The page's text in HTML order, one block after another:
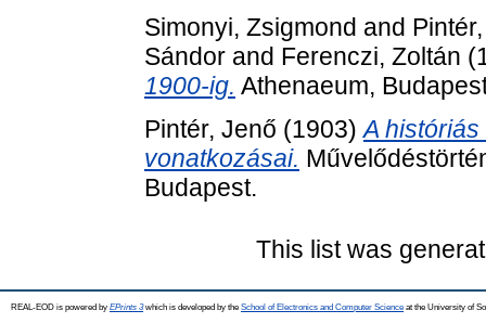
Simonyi, Zsigmond and
Sándor and Ferenczi, Zoltán
1900-ig. Athenaeum,
Pintér, Jenő (1903)A
vonatkozásai.
Budapest.
This list was
REAL-EOD is powered by EPrints 3which is developed by the School of Electronics and Computer Science at the University of